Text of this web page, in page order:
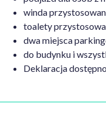
winda
toalety
dwa miejsca
do budynku i
Deklaracja